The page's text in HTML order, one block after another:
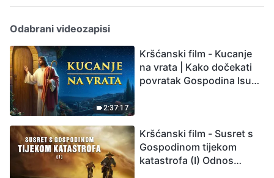
Odabrani videozapisi
2:37:17
Kršćanski film - Kucanje
na vrata | Kako dočekati
povratak Gospodina Isusa
Kršćanski film - Susret s
Gospodinom tijekom
katastrofa (I) Odnos